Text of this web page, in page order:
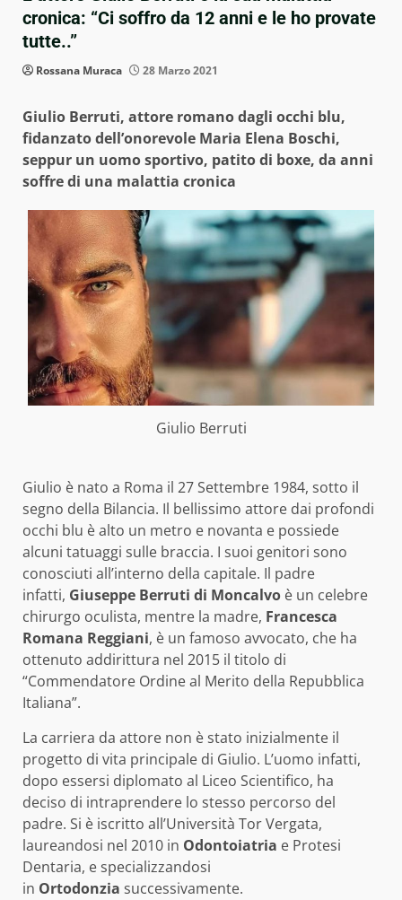
cronica: “Ci soffro da 12 anni e le ho provate
tutte..”
Rossana Muraca 28 Marzo 2021
Giulio Berruti, attore romano dagli occhi blu,
fidanzato dell’onorevole Maria Elena Boschi,
seppur un uomo sportivo, patito di boxe, da anni
soffre di una malattia cronica
Giulio Berruti
Giulio è nato a Roma il 27 Settembre 1984, sotto il
segno della Bilancia. Il bellissimo attore dai profondi
occhi blu è alto un metro e novanta e possiede
alcuni tatuaggi sulle braccia. I suoi genitori sono
conosciuti all’interno della capitale. Il padre
infatti, Giuseppe Berruti di Moncalvo è un celebre
chirurgo oculista, mentre la madre, Francesca
Romana Reggiani, è un famoso avvocato, che ha
ottenuto addirittura nel 2015 il titolo di
“Commendatore Ordine al Merito della Repubblica
Italiana”.
La carriera da attore non è stato inizialmente il
progetto di vita principale di Giulio. L’uomo infatti,
dopo essersi diplomato al Liceo Scientifico, ha
deciso di intraprendere lo stesso percorso del
padre. Si è iscritto all’Università Tor Vergata,
laureandosi nel 2010 in Odontoiatria e Protesi
Dentaria, e specializzandosi
in Ortodonzia successivamente.